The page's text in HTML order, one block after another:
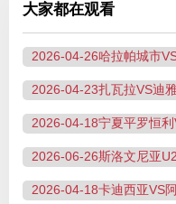
大家都在观看
2026-04-26哈拉帕城市
2026-04-23扎瓦拉VS迪
2026-04-18宁夏平罗恒
2026-06-26斯洛文尼亚
2026-04-18卡迪西亚VS